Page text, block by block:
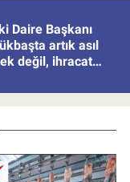
Daire Başkanı
artık asıl
değil, ihracat